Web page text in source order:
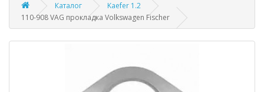
Каталог
Kaefer 1.2
110-908 VAG прокладка Volkswagen Fischer